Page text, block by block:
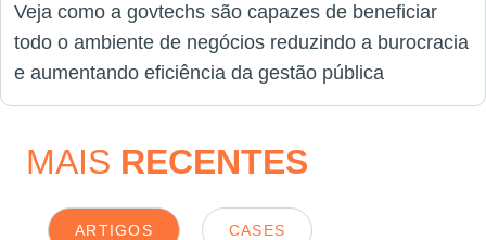
Veja como a govtechs são capazes de beneficiar
todo o ambiente de negócios reduzindo a burocracia
e aumentando eficiência da gestão pública
MAIS RECENTES
ARTIGOS CASES